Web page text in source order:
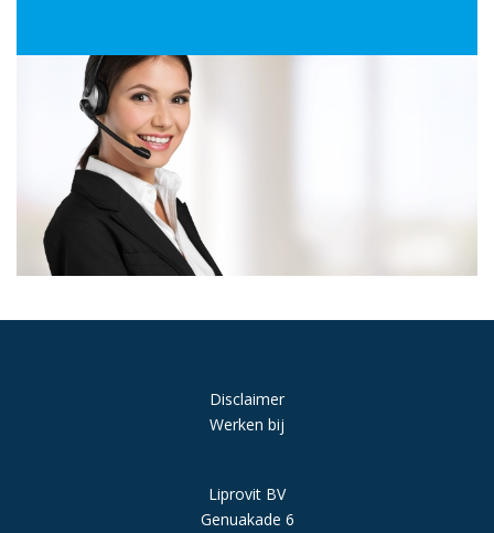
Disclaimer
Werken bij
Liprovit BV
Genuakade 6